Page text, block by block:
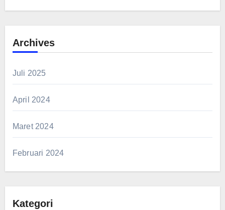
Archives
Juli 2025
April 2024
Maret 2024
Februari 2024
Kategori